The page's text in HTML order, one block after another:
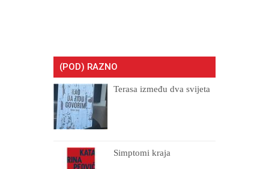
(POD) RAZNO
Terasa između dva svijeta
Simptomi kraja